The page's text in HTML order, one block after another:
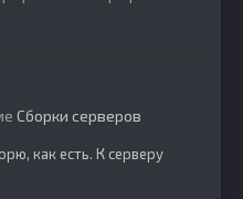
Сборки серверов
как есть. К серверу